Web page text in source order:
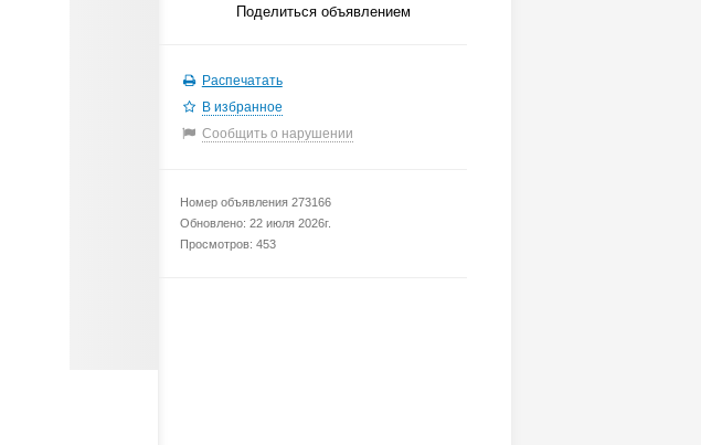
Поделиться объявлением
Распечатать
В избранное
Сообщить о нарушении
Номер объявления 273166
Обновлено: 22 июля 2026г.
Просмотров: 453